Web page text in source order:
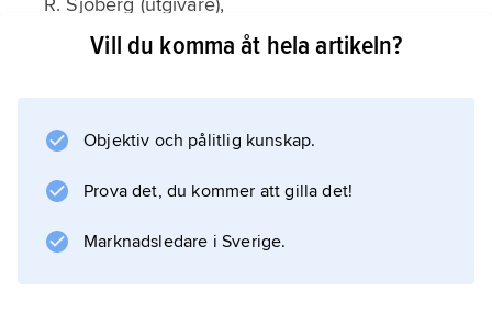
Svenska armén genom tiderna
Vill du komma åt hela artikeln?
Objektiv och pålitlig kunskap.
Prova det, du kommer att gilla det!
Marknadsledare i Sverige.